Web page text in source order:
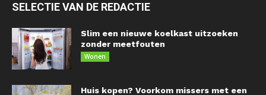
SELECTIE VAN DE REDACTIE
Slim een nieuwe koelkast uitzoeken
zonder meetfouten
Wonen
Huis kopen? Voorkom missers met een